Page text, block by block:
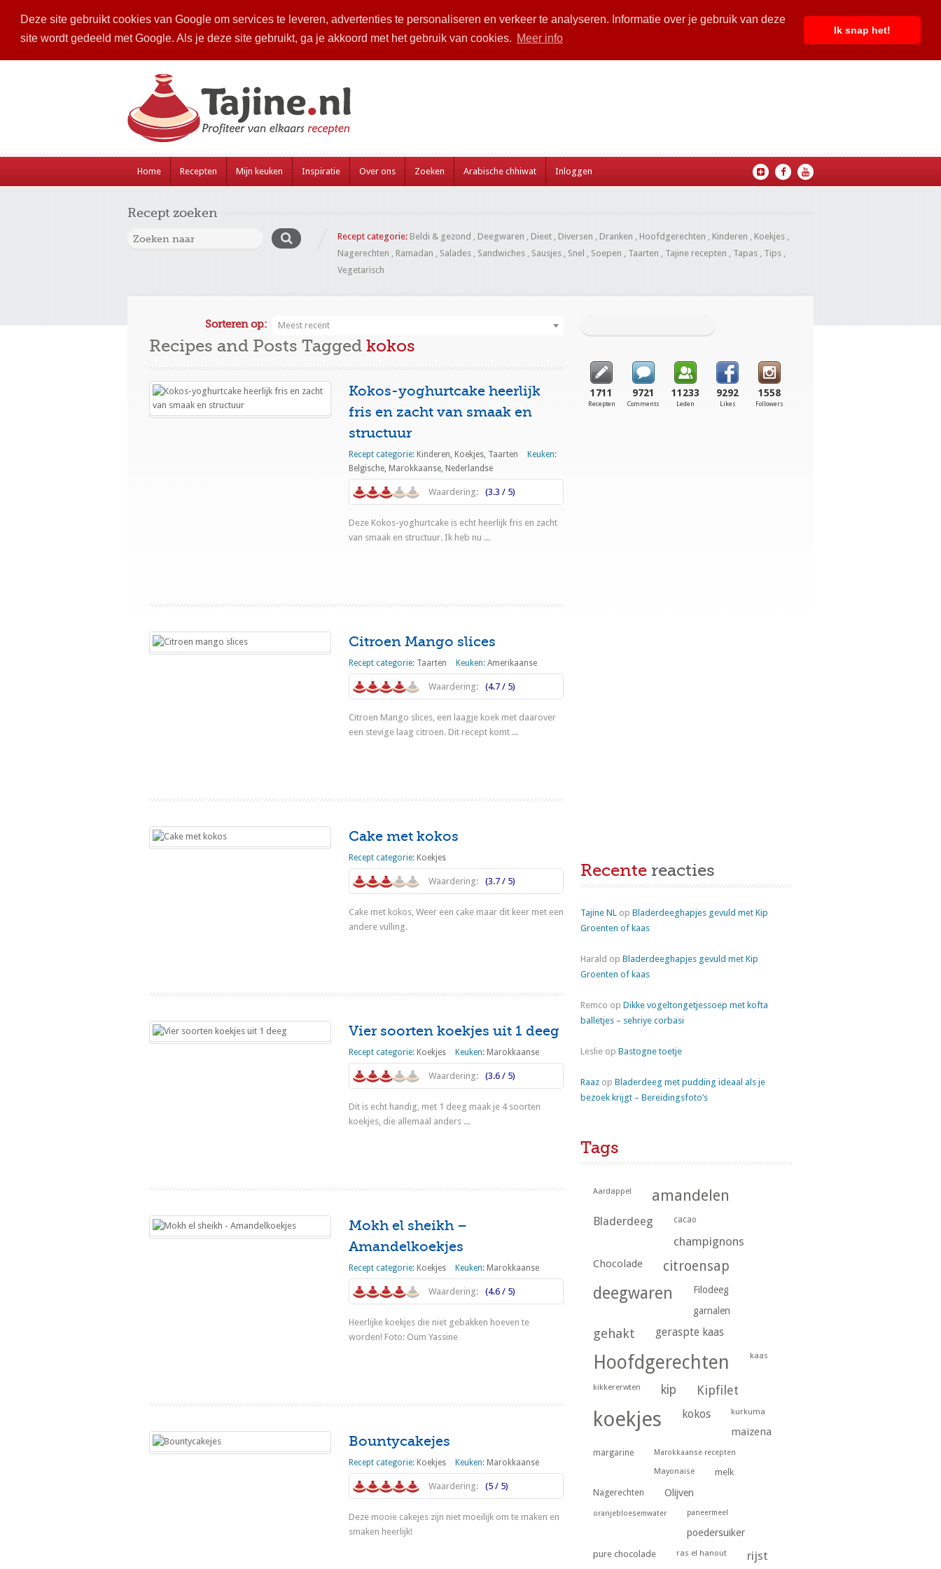
Deze site gebruikt cookies van Google om services te leveren, advertenties te personaliseren en verkeer te analyseren. Informatie over je gebruik van deze
site wordt gedeeld met Google. Als je deze site gebruikt, ga je akkoord met het gebruik van cookies. Meer info
Ik snap het!
Home Recepten Mijn keuken Inspiratie Over ons Zoeken Arabische chhiwat Inloggen
Recept zoeken
Recept categorie: Beldi & gezond , Deegwaren , Dieet , Diversen , Dranken , Hoofdgerechten , Kinderen , Koekjes ,
Nagerechten , Ramadan , Salades , Sandwiches , Sausjes , Snel , Soepen , Taarten , Tajine recepten , Tapas , Tips ,
Vegetarisch
Sorteren op: Meest recent
Recipes and Posts Tagged kokos
Kokos-yoghurtcake heerlijk
fris en zacht van smaak en
structuur
Recept categorie: Kinderen Koekjes Taarten
Keuken:
Belgische Marokkaanse Nederlandse
Waardering: (3.3 / 5)
Deze Kokos-yoghurtcake is echt heerlijk fris en zacht
van smaak en structuur. Ik heb nu ...
Citroen Mango slices
Recept categorie: Taarten Keuken: Amerikaanse
Waardering: (4.7 / 5)
Citroen Mango slices, een laagje koek met daarover
een stevige laag citroen. Dit recept komt ...
Cake met kokos
Recept categorie: Koekjes
Waardering: (3.7 / 5)
Cake met kokos, Weer een cake maar dit keer met een
andere vulling.
Vier soorten koekjes uit 1 deeg
Recept categorie: Koekjes Keuken: Marokkaanse
Waardering: (3.6 / 5)
Dit is echt handig, met 1 deeg maak je 4 soorten
koekjes, die allemaal anders ...
Mokh el sheikh –
Amandelkoekjes
Recept categorie: Koekjes Keuken: Marokkaanse
Waardering: (4.6 / 5)
Heerlijke koekjes die niet gebakken hoeven te
worden! Foto: Oum Yassine
Bountycakejes
Recept categorie: Koekjes Keuken: Marokkaanse
Waardering: (5 / 5)
Deze mooie cakejes zijn niet moeilijk om te maken en
smaken heerlijk!
1711
Recepten
9721
Comments
11233
Leden
9292
Likes
1558
Followers
Recente reacties
Tajine NL op Bladerdeeghapjes gevuld met Kip
Groenten of kaas
Harald op Bladerdeeghapjes gevuld met Kip
Groenten of kaas
Remco op Dikke vogeltongetjessoep met kofta
balletjes – sehriye corbasi
Leslie op Bastogne toetje
Raaz op Bladerdeeg met pudding ideaal als je
bezoek krijgt – Bereidingsfoto’s
Tags
Aardappel amandelen
Bladerdeeg cacao
champignons
Chocolade citroensap
deegwaren
Filodeeg
garnalen
gehakt geraspte kaas
Hoofdgerechten kaas
kikkererwten kip Kipfilet
koekjes kokos kurkuma
maizena
margarine Marokkaanse recepten
Mayonaise
melk
Nagerechten
Olijven
oranjebloesemwater paneermeel
poedersuiker
pure chocolade ras el hanout rijst